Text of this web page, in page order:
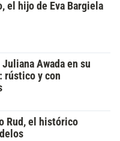
el hijo de Eva Bargiela
Awada en su
rústico y con
Rud, el histórico